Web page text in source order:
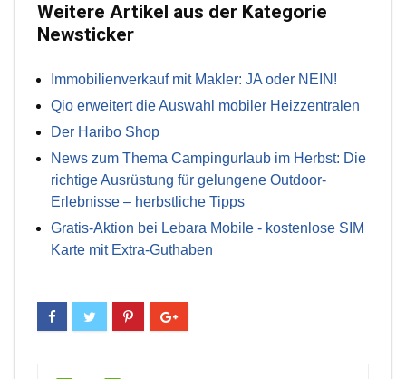
Weitere Artikel aus der Kategorie
Newsticker
Immobilienverkauf mit Makler: JA oder NEIN!
Qio erweitert die Auswahl mobiler Heizzentralen
Der Haribo Shop
News zum Thema Campingurlaub im Herbst: Die
richtige Ausrüstung für gelungene Outdoor-
Erlebnisse – herbstliche Tipps
Gratis-Aktion bei Lebara Mobile - kostenlose SIM
Karte mit Extra-Guthaben